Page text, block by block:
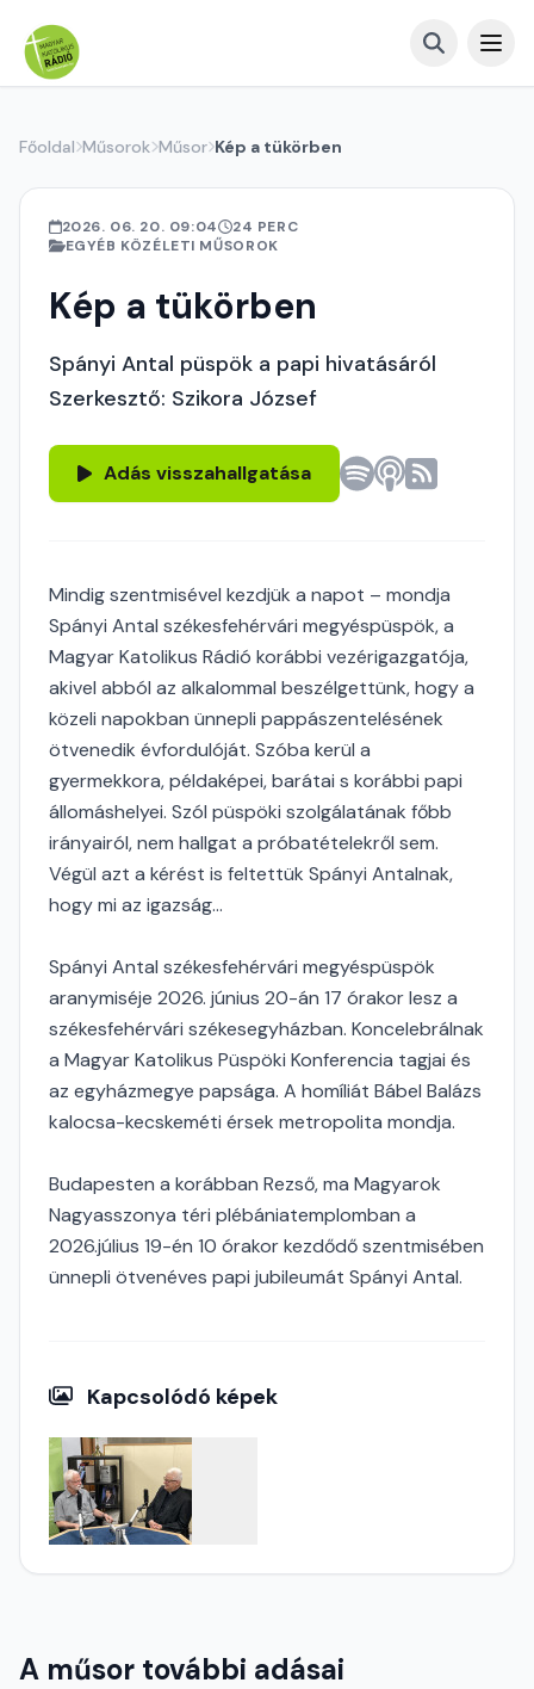
Főoldal Műsorok Műsor Kép a tükörben
2026. 06. 20. 09:04
24 PERC
EGYÉB KÖZÉLETI MŰSOROK
Kép a tükörben
Spányi Antal püspök a papi hivatásáról
Szerkesztő: Szikora József
Adás visszahallgatása
Mindig szentmisével kezdjük a napot – mondja
Spányi Antal székesfehérvári megyéspüspök, a
Magyar Katolikus Rádió korábbi vezérigazgatója,
akivel abból az alkalommal beszélgettünk, hogy a
közeli napokban ünnepli pappászentelésének
ötvenedik évfordulóját. Szóba kerül a
gyermekkora, példaképei, barátai s korábbi papi
állomáshelyei. Szól püspöki szolgálatának főbb
irányairól, nem hallgat a próbatételekről sem.
Végül azt a kérést is feltettük Spányi Antalnak,
hogy mi az igazság...
Spányi Antal székesfehérvári megyéspüspök
aranymiséje 2026. június 20-án 17 órakor lesz a
székesfehérvári székesegyházban. Koncelebrálnak
a Magyar Katolikus Püspöki Konferencia tagjai és
az egyházmegye papsága. A homíliát Bábel Balázs
kalocsa-kecskeméti érsek metropolita mondja.
Budapesten a korábban Rezső, ma Magyarok
Nagyasszonya téri plébániatemplomban a
2026.július 19-én 10 órakor kezdődő szentmisében
ünnepli ötvenéves papi jubileumát Spányi Antal.
Kapcsolódó képek
A műsor további adásai